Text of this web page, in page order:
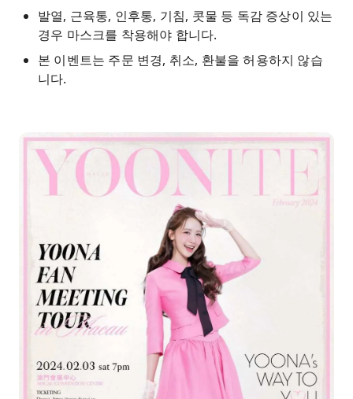
발열, 근육통, 인후통, 기침, 콧물 등 독감 증상이 있는
경우 마스크를 착용해야 합니다.
본 이벤트는 주문 변경, 취소, 환불을 허용하지 않습
니다.